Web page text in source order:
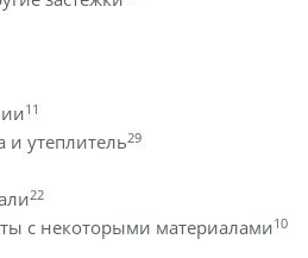
11
и утеплитель29
22
с некоторыми материалами10